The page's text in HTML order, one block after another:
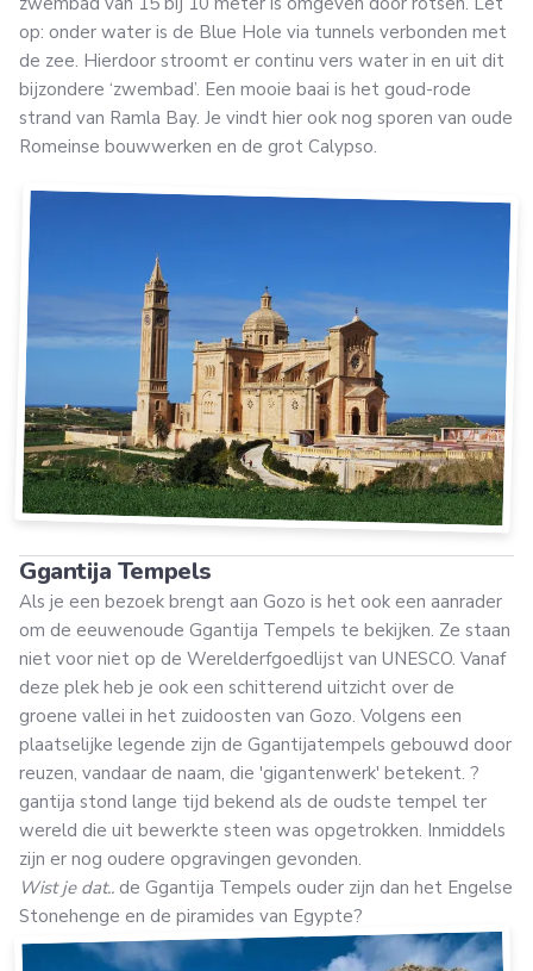
op: onder water is de Blue Hole via tunnels verbonden met
de zee. Hierdoor stroomt er continu vers water in en uit dit
bijzondere ‘zwembad’. Een mooie baai is het goud-rode
strand van Ramla Bay. Je vindt hier ook nog sporen van oude
Romeinse bouwwerken en de grot Calypso.
Ggantija Tempels
Als je een bezoek brengt aan Gozo is het ook een aanrader
om de eeuwenoude Ggantija Tempels te bekijken. Ze staan
niet voor niet op de Werelderfgoedlijst van UNESCO. Vanaf
deze plek heb je ook een schitterend uitzicht over de
groene vallei in het zuidoosten van Gozo. Volgens een
plaatselijke legende zijn de Ggantijatempels gebouwd door
reuzen, vandaar de naam, die 'gigantenwerk' betekent. ?
gantija stond lange tijd bekend als de oudste tempel ter
wereld die uit bewerkte steen was opgetrokken. Inmiddels
zijn er nog oudere opgravingen gevonden.
Wist je dat.. de Ggantija Tempels ouder zijn dan het Engelse
Stonehenge en de piramides van Egypte?